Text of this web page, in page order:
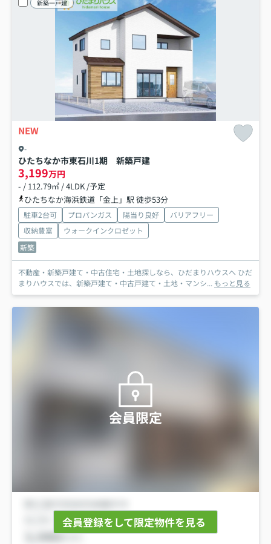
新築一戸建
NEW
-
ひたちなか市東石川1期 新築戸建
3,199万円
- / 112.79㎡ / 4LDK /予定
ひたちなか海浜鉄道「金上」駅 徒歩53分
駐車2台可 プロパンガス 陽当り良好
バリアフリー
収納豊富
ウォークインクロゼット
新築
不動産・新築戸建て・中古住宅・土地探しなら、ひだまりハウスへ ひだ
まりハウスでは、新築戸建て・中古戸建て・土地・マンシ... もっと見る
会員限定
会員登録をして限定物件を見る